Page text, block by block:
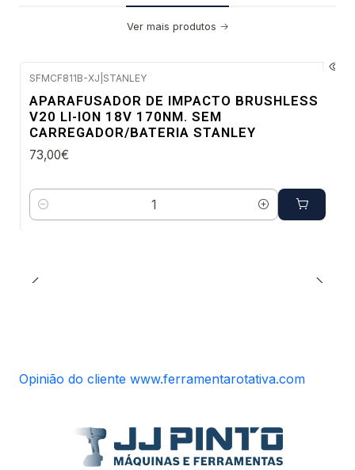
Ver mais produtos
SFMCF811B-XJ STANLEY
APARAFUSADOR DE IMPACTO BRUSHLESS
V20 LI-ION 18V 170NM. SEM
CARREGADOR/BATERIA STANLEY
73,00€
Quantidade
Opinião do cliente www.ferramentarotativa.com